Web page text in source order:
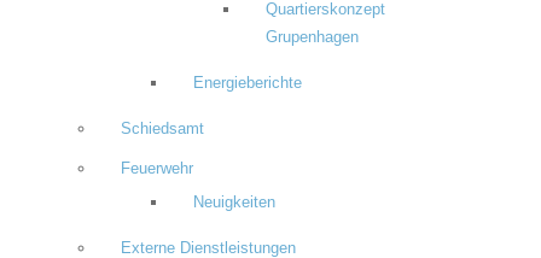
Quartierskonzept
Grupenhagen
Energieberichte
Schiedsamt
Feuerwehr
Neuigkeiten
Externe Dienstleistungen